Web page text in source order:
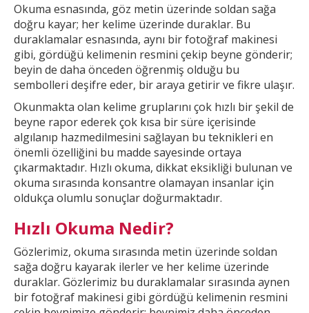
Okuma esnasında, göz metin üzerinde soldan sağa
doğru kayar; her kelime üzerinde duraklar. Bu
duraklamalar esnasında, aynı bir fotoğraf makinesi
gibi, gördüğü kelimenin resmini çekip beyne gönderir;
beyin de daha önceden öğrenmiş olduğu bu
sembolleri deşifre eder, bir araya getirir ve fikre ulaşır.
Okunmakta olan kelime gruplarını çok hızlı bir şekil de
beyne rapor ederek çok kısa bir süre içerisinde
algılanıp hazmedilmesini sağlayan bu teknikleri en
önemli özelliğini bu madde sayesinde ortaya
çıkarmaktadır. Hızlı okuma, dikkateksikliği bulunan ve
okuma sırasında konsantre olamayan insanlar için
oldukça olumlu sonuçlar doğurmaktadır.
Hızlı Okuma Nedir?
Gözlerimiz, okuma sırasında metin üzerinde soldan
sağa doğru kayarak ilerler ve her kelime üzerinde
duraklar. Gözlerimiz bu duraklamalar sırasında aynen
bir fotoğraf makinesi gibi gördüğü kelimenin resmini